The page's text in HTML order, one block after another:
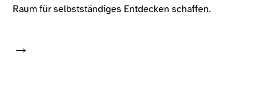
Raum für selbstständiges Entdecken schaffen.
→